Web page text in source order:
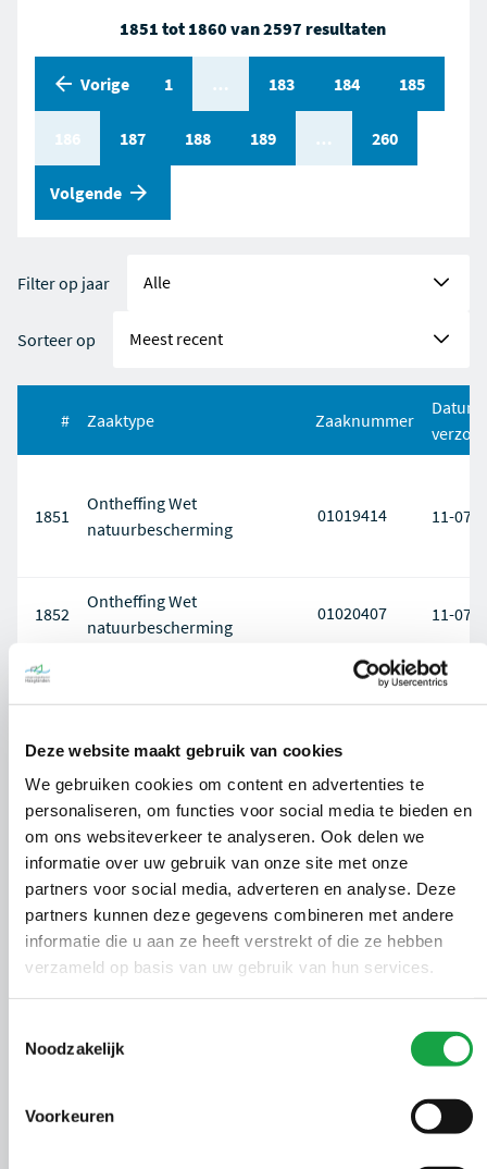
Deze website maakt gebruik van cookies
We gebruiken cookies om content en advertenties te
personaliseren, om functies voor social media te bieden en
om ons websiteverkeer te analyseren. Ook delen we
informatie over uw gebruik van onze site met onze
partners voor social media, adverteren en analyse. Deze
partners kunnen deze gegevens combineren met andere
informatie die u aan ze heeft verstrekt of die ze hebben
verzameld op basis van uw gebruik van hun services.
Noodzakelijk
Voorkeuren
1851 tot 1860 van 2597 resultaten
Vorige Pagina
1 Pagina
… Pagina
183 Pagina
184 Pagina
185
Pagina
186 Pagina
187 Pagina
188 Pagina
189 Pagina
… Pagina
260
Volgende pagina
Filter op jaar
Sorteer op
# Zaaktype Zaaknummer
Datum
1851
Ontheffing Wet
natuurbescherming
01019414 11-07-
1852
Ontheffing Wet
natuurbescherming
01020407 11-07-
1853 01031087 11-07-
1854
Ontbrandingstoestemming
vuurwerkbesluit
01029722
1855
Ontheffing Wet
natuurbescherming
01036705
1856
Ontheffing Wet
natuurbescherming
1857 01014559 07-07-
Beschikking op